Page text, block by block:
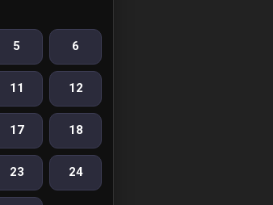
5 6
11 12
17 18
23 24